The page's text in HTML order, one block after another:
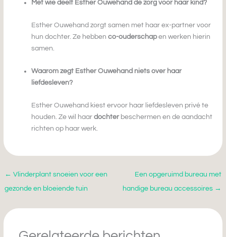
Met wie deelt Esther Ouwehand de zorg voor haar kind?
Esther Ouwehand zorgt samen met haar ex-partner voor
hun dochter. Ze hebbenco-ouderschapen werken hierin
samen.
Waarom zegt Esther Ouwehand niets over haar
liefdesleven?
Esther Ouwehand kiest ervoor haar liefdesleven privé te
houden. Ze wil haardochter beschermen en de aandacht
richten op haar werk.
← Vlinderplant snoeien voor een
gezonde en bloeiende tuin
Een opgeruimd bureau met
handige bureau accessoires →